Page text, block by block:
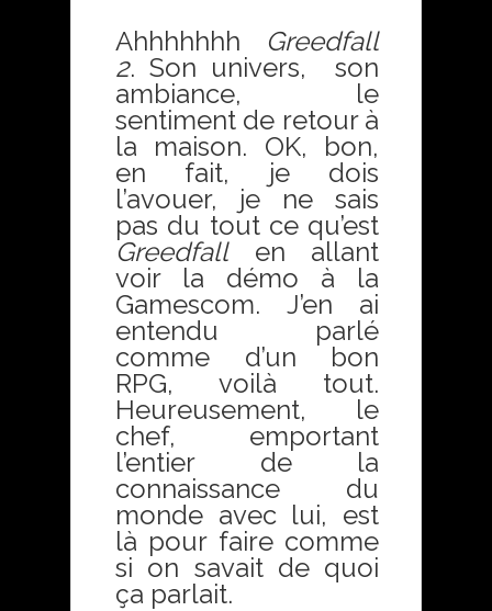
Ahhhhhhh
Greedfall
2. Son univers, son
ambiance, le
sentiment de retour à
la maison. OK, bon,
en fait, je dois
l’avouer, je ne sais
pas du tout ce qu’est
Greedfallen allant
voir la démo à la
Gamescom. J’en ai
entendu parlé
comme d’un bon
RPG, voilà tout.
Heureusement, le
chef, emportant
l’entier de la
connaissance du
monde avec lui, est
là pour faire comme
si on savait de quoi
ça parlait.